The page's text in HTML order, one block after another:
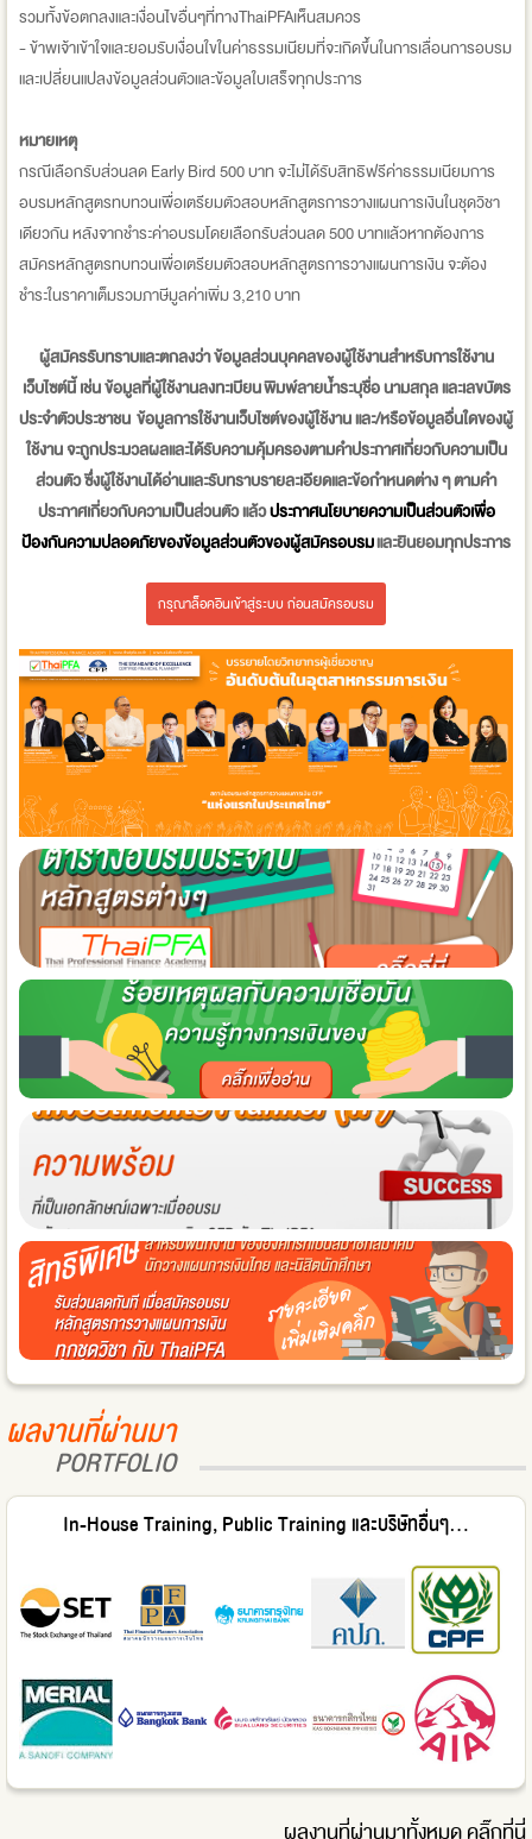
รวมทั้งข้อตกลงและเงื่อนไขอื่นๆที่ทางThaiPFAเห็นสมควร
- ข้าพเจ้าเข้าใจและยอมรับเงื่อนใขในค่าธรรมเนียมที่จะเกิดขึ้นในการเลื่อนการอบรม
และเปลี่ยนแปลงข้อมูลส่วนตัวและข้อมูลใบเสร็จทุกประการ
หมายเหตุ
กรณีเลือกรับส่วนลด Early Bird 500 บาท จะไม่ได้รับสิทธิฟรีค่าธรรมเนียมการ
อบรมหลักสูตรทบทวนเพื่อเตรียมตัวสอบหลักสูตรการวางแผนการเงินในชุดวิชา
เดียวกัน หลังจากชำระค่าอบรมโดยเลือกรับส่วนลด 500 บาทแล้วหากต้องการ
สมัครหลักสูตรทบทวนเพื่อเตรียมตัวสอบหลักสูตรการวางแผนการเงิน จะต้อง
ชำระในราคาเต็มรวมภาษีมูลค่าเพิ่ม 3,210 บาท
ผู้สมัครรับทราบและตกลงว่า ข้อมูลส่วนบุคคลของผู้ใช้งานสำหรับการใช้งาน
เว็บไซต์นี้ เช่น ข้อมูลที่ผู้ใช้งานลงทะเบียน พิมพ์ลายน้ำระบุชื่อ นามสกุล และเลขบัตร
ประจำตัวประชาชน ข้อมูลการใช้งานเว็บไซต์ของผู้ใช้งาน และ/หรือข้อมูลอื่นใดของผู้
ใช้งาน จะถูกประมวลผลและได้รับความคุ้มครองตามคำประกาศเกี่ยวกับความเป็น
ส่วนตัว ซึ่งผู้ใช้งานได้อ่านและรับทราบรายละเอียดและข้อกำหนดต่าง ๆ ตามคำ
ประกาศเกี่ยวกับความเป็นส่วนตัว แล้วประกาศนโยบายความเป็นส่วนตัวเพื่อ
ป้องกันความปลอดภัยของข้อมูลส่วนตัวของผู้สมัครอบรม​และยินยอมทุกประการ
กรุณาล็อคอินเข้าสู่ระบบ ก่อนสมัครอบรม
ผลงานที่ผ่านมา
PORTFOLIO
In-House Training, Public Training และบริษัทอื่นๆ...